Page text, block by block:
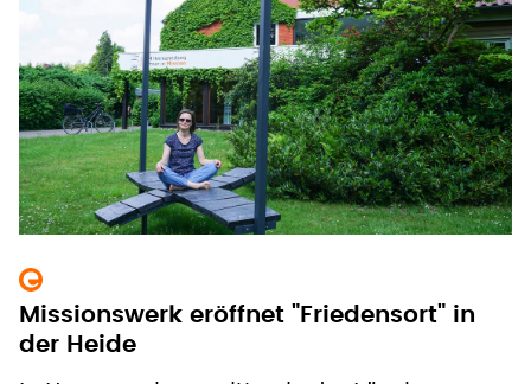
Missionswerk eröffnet "Friedensort" in
der Heide